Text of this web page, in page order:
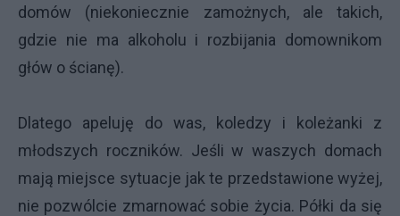
domów (niekoniecznie zamożnych, ale takich,
gdzie nie ma alkoholu i rozbijania domownikom
głów o ścianę).
Dlatego apeluję do was, koledzy i koleżanki z
młodszych roczników. Jeśli w waszych domach
mają miejsce sytuacje jak te przedstawione wyżej,
nie pozwólcie zmarnować sobie życia. Półki da się